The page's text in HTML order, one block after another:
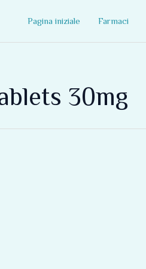
Pagina iniziale Farmaci
30mg